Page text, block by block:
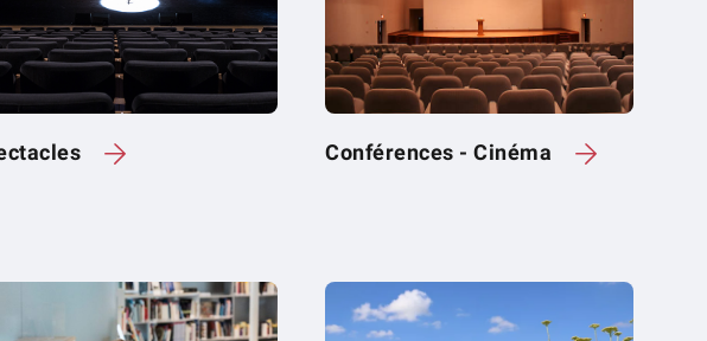
Conférences - Cinéma